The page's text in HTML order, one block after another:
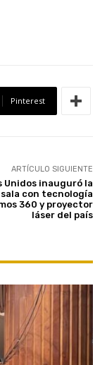
Pinterest
ARTÍCULO SIGUIENTE
Unidos inauguró la
con tecnología
360 y proyector
láser del país